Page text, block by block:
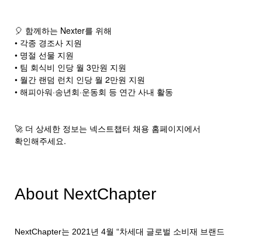
🎈 함께하는 Nexter를 위해
• 각종 경조사 지원
• 명절 선물 지원
• 팀 회식비 인당 월 3만원 지원
• 월간 랜덤 런치 인당 월 2만원 지원
• 해피아워·송년회·운동회 등 연간 사내 활동
🚀 더 상세한 정보는 넥스트챕터 채용 홈페이지에서
확인해주세요.
About NextChapter
NextChapter는 2021년 4월 “차세대 글로벌 소비재 브랜드